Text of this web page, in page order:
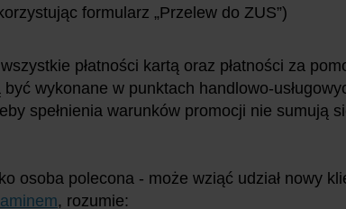
formularz „Przelew do ZUS”)
płatności kartą oraz płatności za
wykonane w punktach handlowo-
spełnienia warunków promocji nie sumują
osoba polecona - może wziąć udział nowy
, rozumie: